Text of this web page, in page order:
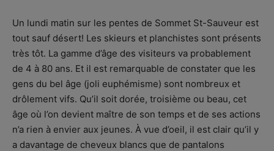
Un lundi matin sur les pentes de Sommet St-Sauveur est
tout sauf désert! Les skieurs et planchistes sont présents
très tôt. La gamme d’âge des visiteurs va probablement
de 4 à 80 ans. Et il est remarquable de constater que les
gens du bel âge (joli euphémisme) sont nombreux et
drôlement vifs. Qu’il soit dorée, troisième ou beau, cet
âge où l’on devient maître de son temps et de ses actions
n’a rien à envier aux jeunes. À vue d’oeil, il est clair qu’il y
a davantage de cheveux blancs que de pantalons